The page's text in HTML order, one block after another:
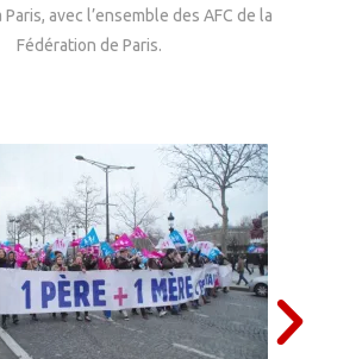
avec l’ensemble des AFC de la
Fédération de Paris.